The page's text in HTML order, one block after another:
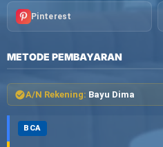
Pinterest
METODE PEMBAYARAN
A/N Rekening: Bayu Dima
BCA